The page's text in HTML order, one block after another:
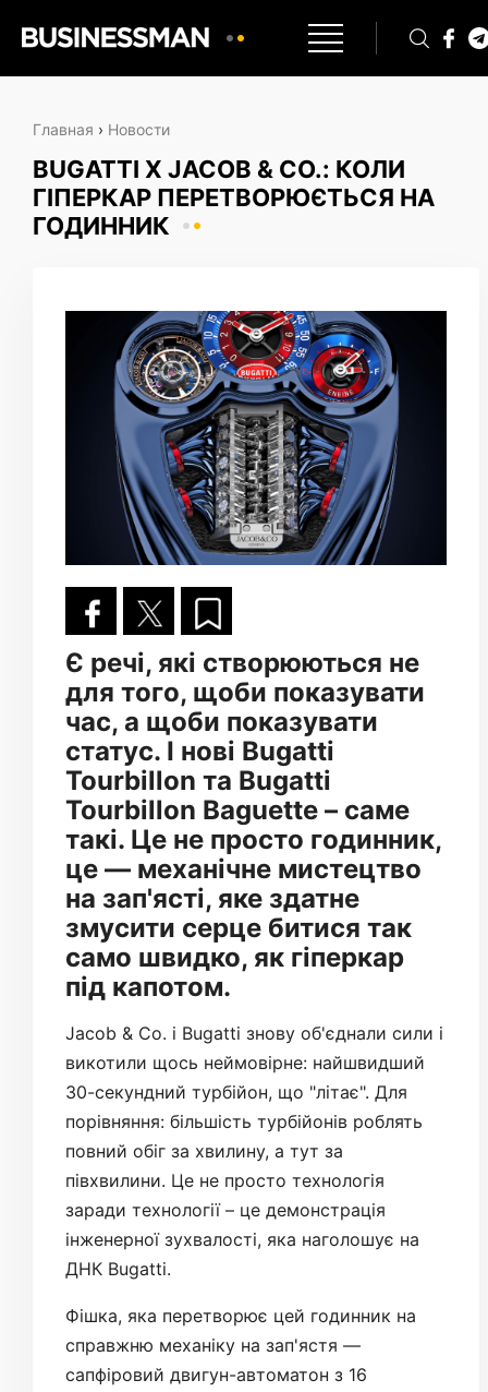
Главная › Новости
BUGATTI X JACOB & CO.: КОЛИ
ГІПЕРКАР ПЕРЕТВОРЮЄТЬСЯ НА
ГОДИННИК
Є речі, які створюються не
для того, щоби показувати
час, а щоби показувати
статус. І нові Bugatti
Tourbillon та Bugatti
Tourbillon Baguette – саме
такі. Це не просто годинник,
це — механічне мистецтво
на зап'ясті, яке здатне
змусити серце битися так
само швидко, як гіперкар
під капотом.
Jacob & Co. і Bugatti знову об'єднали сили і
викотили щось неймовірне: найшвидший
30-секундний турбійон, що "літає". Для
порівняння: більшість турбійонів роблять
повний обіг за хвилину, а тут за
півхвилини. Це не просто технологія
заради технології – це демонстрація
інженерної зухвалості, яка наголошує на
ДНК Bugatti.
Фішка, яка перетворює цей годинник на
справжню механіку на зап'ястя —
сапфіровий двигун-автоматон з 16